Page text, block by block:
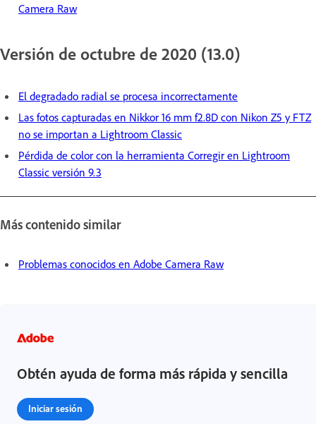
Camera Raw
Versión de octubre de 2020 (13.0)
El degradado radial se procesa incorrectamente
Las fotos capturadas en Nikkor 16 mm f2.8D con Nikon Z5 y FTZ
no se importan a Lightroom Classic
Pérdida de color con la herramienta Corregir en Lightroom
Classic versión 9.3
Más contenido similar
Problemas conocidos en Adobe Camera Raw
Obtén ayuda de forma más rápida y sencilla
Iniciar sesión